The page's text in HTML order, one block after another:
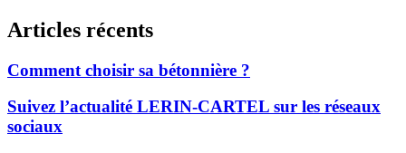
Articles récents
Comment choisir sa bétonnière ?
Suivez l’actualité LERIN-CARTEL sur les réseaux
sociaux